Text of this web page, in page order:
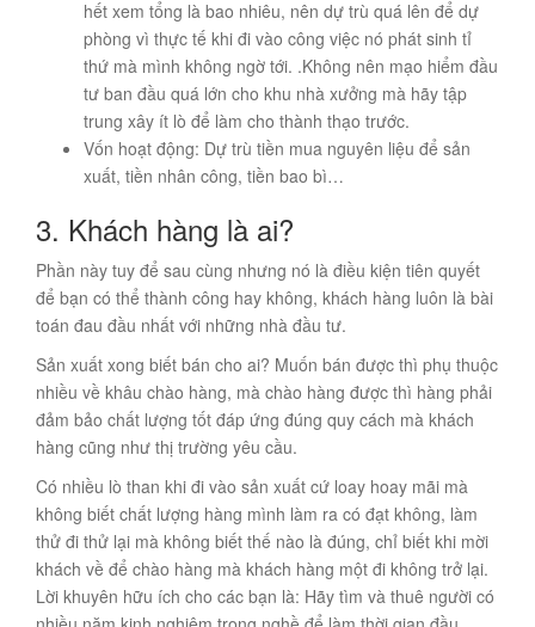
hết xem tổng là bao nhiêu, nên dự trù quá lên để dự
phòng vì thực tế khi đi vào công việc nó phát sinh tỉ
thứ mà mình không ngờ tới. .Không nên mạo hiểm đầu
tư ban đầu quá lớn cho khu nhà xưởng mà hãy tập
trung xây ít lò để làm cho thành thạo trước.
Vốn hoạt động: Dự trù tiền mua nguyên liệu để sản
xuất, tiền nhân công, tiền bao bì…
3. Khách hàng là ai?
Phần này tuy để sau cùng nhưng nó là điều kiện tiên quyết
để bạn có thể thành công hay không, khách hàng luôn là bài
toán đau đầu nhất với những nhà đầu tư.
Sản xuất xong biết bán cho ai? Muốn bán được thì phụ thuộc
nhiều về khâu chào hàng, mà chào hàng được thì hàng phải
đảm bảo chất lượng tốt đáp ứng đúng quy cách mà khách
hàng cũng như thị trường yêu cầu.
Có nhiều lò than khi đi vào sản xuất cứ loay hoay mãi mà
không biết chất lượng hàng mình làm ra có đạt không, làm
thử đi thử lại mà không biết thế nào là đúng, chỉ biết khi mời
khách về để chào hàng mà khách hàng một đi không trở lại.
Lời khuyên hữu ích cho các bạn là: Hãy tìm và thuê người có